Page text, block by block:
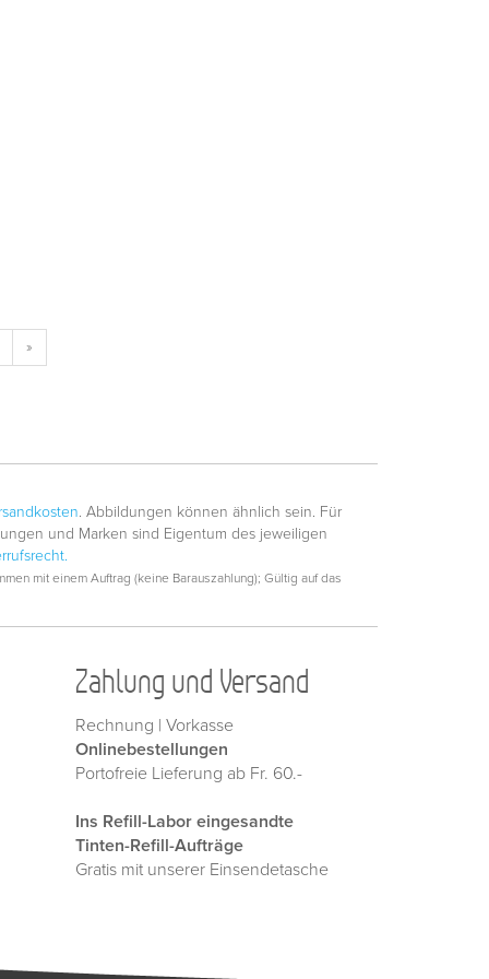
»
. Abbildungen können ähnlich sein. Für
und Marken sind Eigentum des jeweiligen
mit einem Auftrag (keine Barauszahlung); Gültig auf das
Zahlung und Versand
Rechnung | Vorkasse
Onlinebestellungen
Portofreie Lieferung ab Fr. 60.-
Ins Refill-Labor eingesandte
Tinten-Refill-Aufträge
Gratis mit unserer Einsendetasche